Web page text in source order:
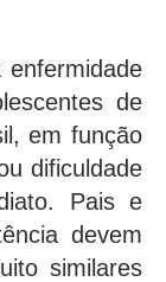
de
em função
dificuldade
Pais e
devem
similares